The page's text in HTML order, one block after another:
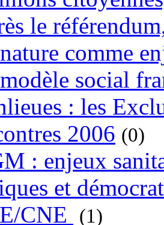
le
comme
social
: les
2006 (0)
: enjeux
et
CNE
(1)